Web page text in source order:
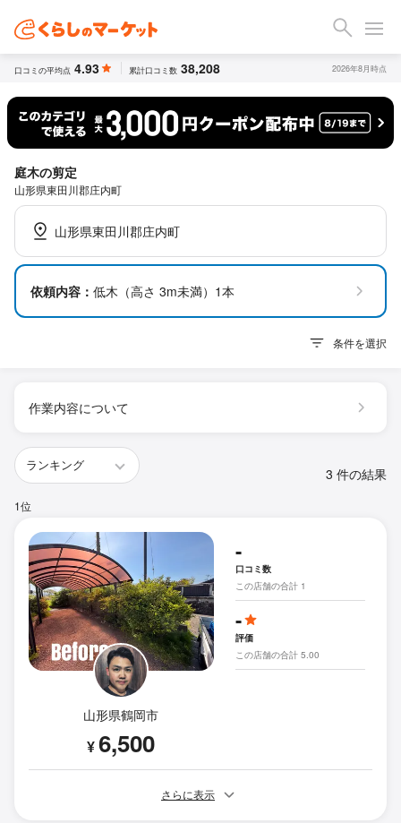
口コミの平均点 4.93 累計口コミ数 38,208 2026年8月時点
庭木の剪定
山形県東田川郡庄内町
山形県東田川郡庄内町
依頼内容： 低木（高さ 3m未満）1本
条件を選択
作業内容について
3 件の結果
1位
山形県鶴岡市
¥6,500
-
口コミ数
この店舗の合計 1
-
評価
この店舗の合計 5.00
さらに表示